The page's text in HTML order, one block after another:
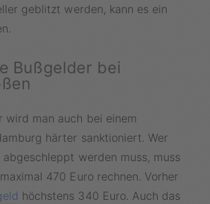
geblitzt werden, kann es ein
Bußgelder bei
wird man auch bei einem
härter sanktioniert. Wer
werden muss, muss
470 Euro rechnen. Vorher
höchstens 340 Euro. Auch das